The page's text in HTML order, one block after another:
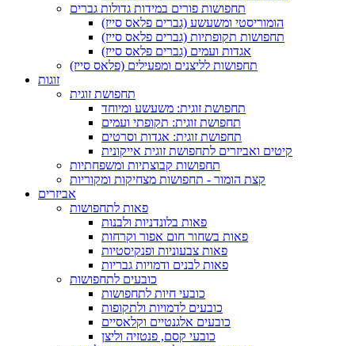
תחפושות פורים במידות גדולות גברים
הומוריסטי ומשעשע (גברים פלאס סייז)
תחפושות תקופתיות (גברים פלאס סייז)
אגדות ועמים (גברים פלאס סייז)
תחפושות לליצנים ומפעילים (פלאס סייז)
זוגות
תחפושת זוגית
תחפושת זוגית: משעשע ומיוחד
תחפושת זוגית: תקופתי ועמים
תחפושת זוגית: אגדות וסרטים
קיטים ואביזרים לתחפושת זוגית אייקונית
תחפושות קבוצתיות ומשפחתיות
קצת הומור - תחפושות מצחיקות ומקוריות
אביזרים
פאות לתחפושות
פאות בלונדניות ולבנות
פאות בשחור חום אפור וקרחות
פאות צבעוניות ופנקיסטיות
פאות לבנים ודמויות גבריות
כובעים לתחפושות
כובעי חיות לתחפושות
כובעים לדמויות ולתקופות
כובעים אלגנטיים וקלאסיים
כובעי קסם, פנטזיה וליצן